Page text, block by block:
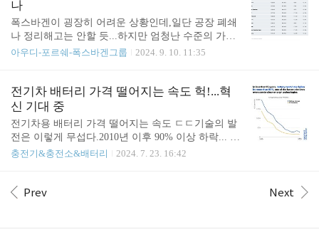
이스모델이 모터 1개 짜리임.옵션도 꽤 많이 빠져 있
는 듯. 상위 등급을 선택하지 않으면 모터 갯수 뿐만
아니라오디오 옵션 등 각종 편의사양 없음. 사실상
탈 만한 차는 최소 1억 짜리가 될 듯.SQ6로 가면 1.2
억도 나올 판이지... Q8 이트론 가격... The base Q6 E-
ng th..
나
폭스바겐이 굉장히 어려운 상황인데,일단 공장 폐쇄
나 정리해고는 안할 듯...하지만 엄청난 수준의 가격
인상이 단행됐다고.이번 가격 인상은 내연기관 차량
의 가격을 최대 2천500유로(약 371만원) 인상하기로
하는 등 자구책을 내놨다. 한델스블라트는 "올해 초
만 해도 가격인상 계획이 없었다. 범위와 인상 폭이
이례적"이라고 평가했다.https://n.news.naver.com/mne
ws/article/001/0014921966?sid=104 폭스바겐, 정리해
고는 피할 듯…독일선 'EU 탓'정치권 "내연차 규제
난에 공장폐쇄와 인력 감축을 예고한 독일 ..
아우디-포르쉐-폭스바겐그룹 2024. 9. 10. 11:35
전기차 배터리 가격 떨어지는 속도 헉!...혁
신 기대 중
전기차용 배터리 가격 떨어지는 속도 ㄷㄷ기술의 발
전은 이렇게 무섭다.2010년 이후 90% 이상 하락... 요
즘 전기차들은 실제 주행가능거리 600~700km 정도
낼 듯. https://www.facebook.com/internationalenergyag
충전기&충전소&배터리 2024. 7. 23. 16:42
Prev Next